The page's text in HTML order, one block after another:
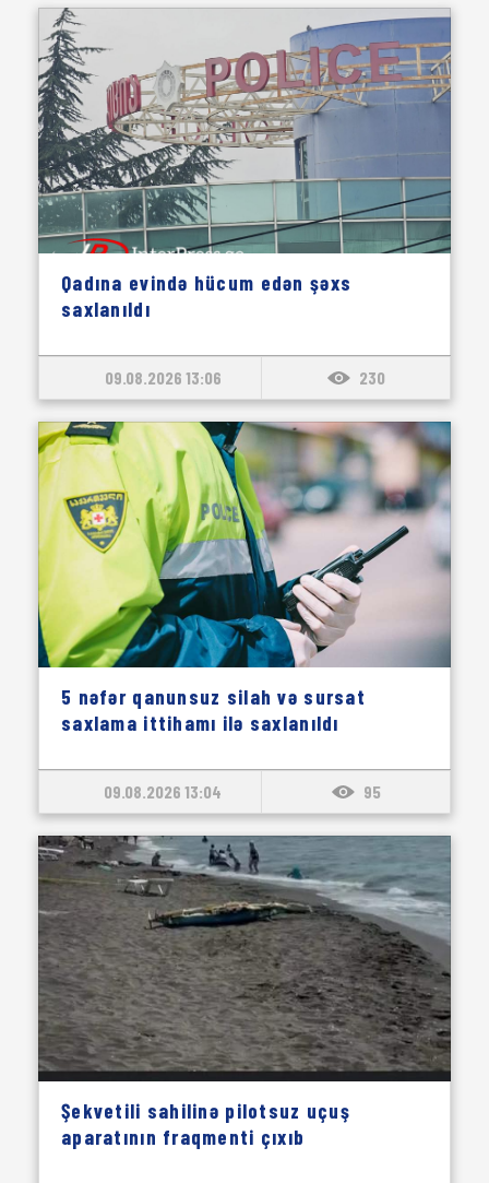
Qadına evində hücum edən şəxs
saxlanıldı
09.08.2026 13:06 230
5 nəfər qanunsuz silah və sursat
saxlama ittihamı ilə saxlanıldı
09.08.2026 13:04 95
Şekvetili sahilinə pilotsuz uçuş
aparatının fraqmenti çıxıb